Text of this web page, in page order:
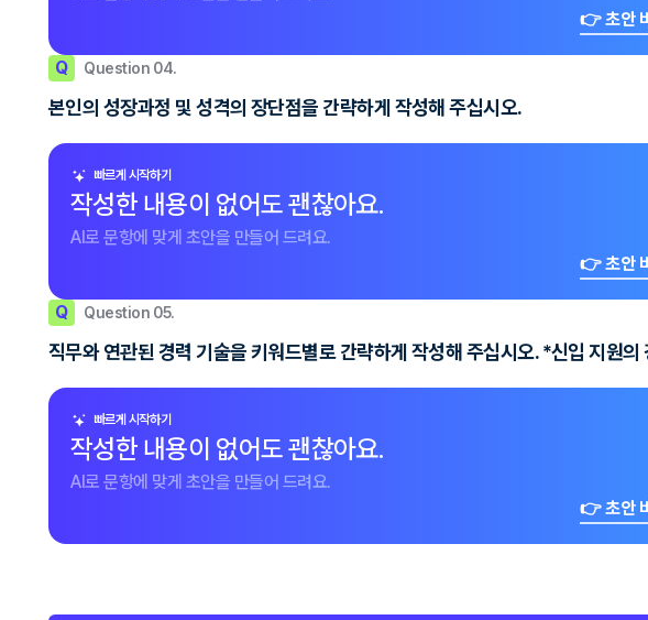
👉 초안
Q Question 04.
본인의 성장과정 및 성격의 장단점을 간략하게 작성해 주십시오.
빠르게 시작하기
작성한 내용이 없어도 괜찮아요.
AI로 문항에 맞게 초안을 만들어 드려요.
👉 초안
Q Question 05.
직무와 연관된 경력 기술을 키워드별로 간략하게 작성해 주십시오. *신입 지원의
빠르게 시작하기
작성한 내용이 없어도 괜찮아요.
AI로 문항에 맞게 초안을 만들어 드려요.
👉 초안